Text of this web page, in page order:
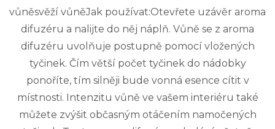
vůněsvěží vůněJak používat:Otevřete uzávěr aroma
difuzéru a nalijte do něj náplň. Vůně se z aroma
difuzéru uvolňuje postupně pomocí vložených
tyčinek. Čím větší počet tyčinek do nádobky
ponoříte, tím silněji bude vonná esence cítit v
místnosti. Intenzitu vůně ve vašem interiéru také
můžete zvýšit občasným otáčením namočených